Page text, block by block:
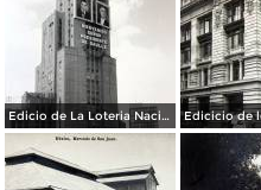
Edicio de La Loteria Nacional Ciudad de México Abril de 1964